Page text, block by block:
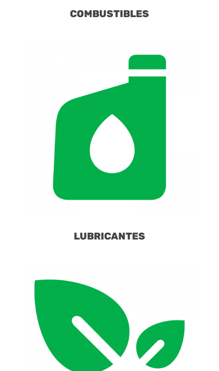
COMBUSTIBLES
LUBRICANTES